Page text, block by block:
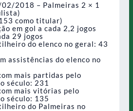
2018 – Palmeiras 2 × 1
como titular)
em gol a cada 2,2 jogos
29 jogos
do elenco no geral: 43
assistências do elenco no
mais partidas pelo
século: 231
mais vitórias pelo
século: 135
do Palmeiras no